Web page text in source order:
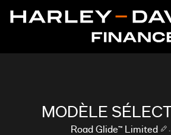
MODÈLE
Road Glide™ Limited